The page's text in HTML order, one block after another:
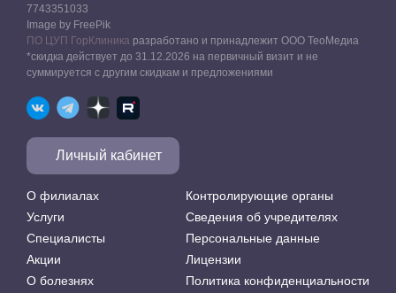
7743351033
Image by FreePik
ПО ЦУП ГорКлиника разработано и принадлежит ООО ТеоМедиа
*скидка действует до 31.12.2026 на первичный визит и не
суммируется с другим скидкам и предложениями
О филиалах
Услуги
Специалисты
Акции
О болезнях
Контролирующие органы
Сведения об учредителях
Персональные данные
Лицензии
Политика конфиденциальности
Личный кабинет